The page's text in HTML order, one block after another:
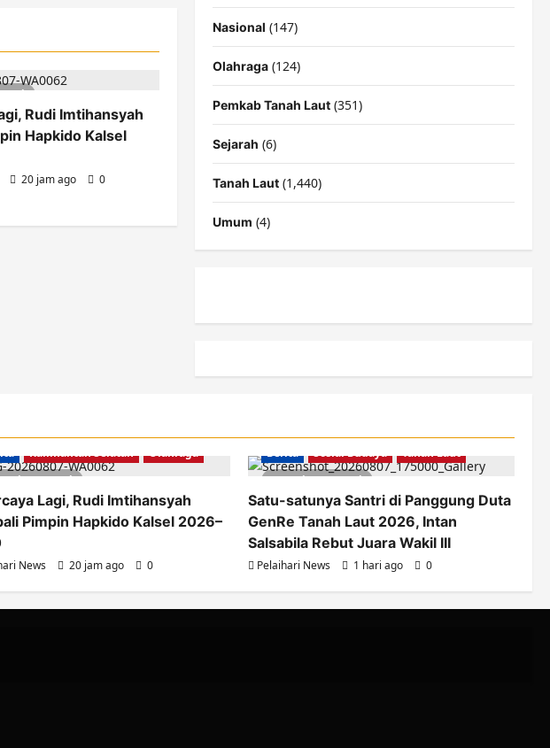
Rudi Imtihansyah
Hapkido Kalsel
20 jam ago 0
Nasional (147)
Olahraga(124)
Pemkab Tanah Laut(351)
Sejarah (6)
Tanah Laut(1,440)
Umum (4)
minute read
Kalimantan Selatan Olahraga
Lagi, Rudi Imtihansyah
Pimpin Hapkido Kalsel 2026–
News 20 jam ago 0
2 minutes read
Berita Sosial Budaya Tanah Laut
Satu-satunya Santri di Panggung Duta
GenRe Tanah Laut 2026, Intan
Salsabila Rebut Juara Wakil III
Pelaihari News 1 hari ago 0